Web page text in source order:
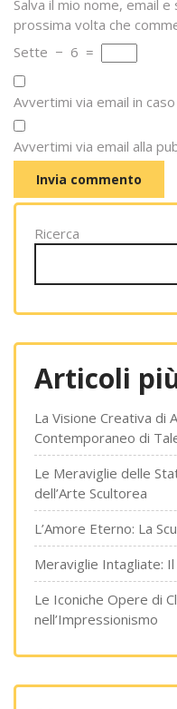
Salva il mio nome, email
prossima volta che
Sette − 6 =
Avvertimi via email in
Avvertimi via email alla
Ricerca
Articoli
La Visione Creativa di
Contemporaneo di
Le Meraviglie delle
dell’Arte Scultorea
L’Amore Eterno: La
Meraviglie Intagliate:
Le Iconiche Opere di
nell’Impressionismo